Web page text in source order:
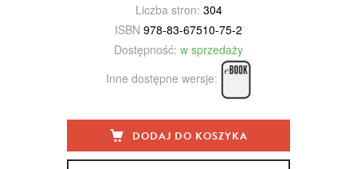
Liczba stron: 304
ISBN 978-83-67510-75-2
Dostępność: w sprzedaży
Inne dostępne wersje:
DODAJ DO KOSZYKA